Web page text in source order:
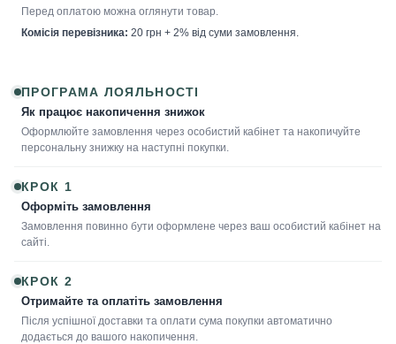
Перед оплатою можна оглянути товар.
Комісія перевізника: 20 грн + 2% від суми замовлення.
ПРОГРАМА ЛОЯЛЬНОСТІ
Як працює накопичення знижок
Оформлюйте замовлення через особистий кабінет та накопичуйте
персональну знижку на наступні покупки.
КРОК 1
Оформіть замовлення
Замовлення повинно бути оформлене через ваш особистий кабінет на
сайті.
КРОК 2
Отримайте та оплатіть замовлення
Після успішної доставки та оплати сума покупки автоматично
додається до вашого накопичення.